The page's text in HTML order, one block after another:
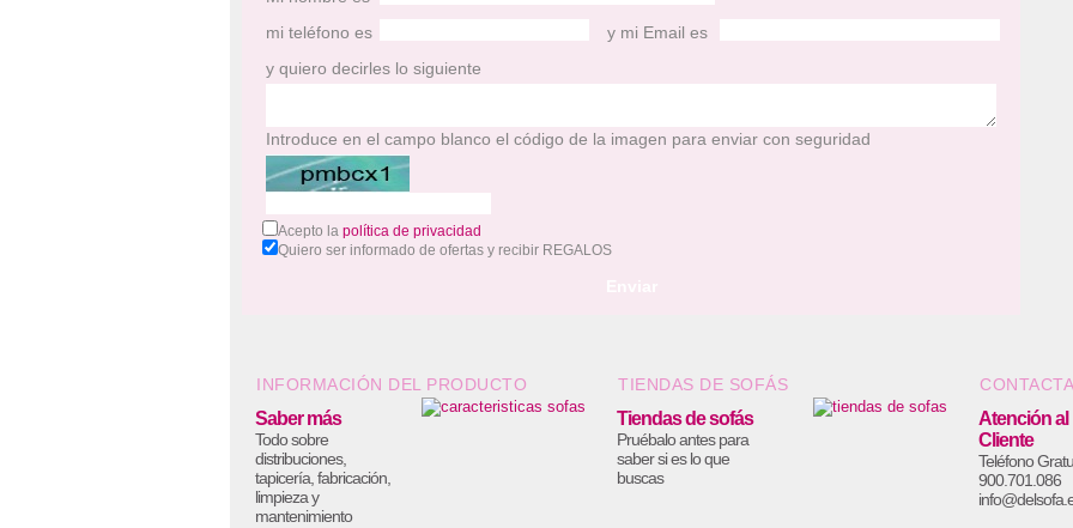
mi teléfono es
y mi Email es
y quiero decirles lo siguiente
Introduce en el campo blanco el código de la imagen para enviar con seguridad
Acepto la política de privacidad
Quiero ser informado de ofertas y recibir REGALOS
INFORMACIÓN DEL PRODUCTO
Saber más
Todo sobre
distribuciones,
tapicería, fabricación,
limpieza y
mantenimiento
TIENDAS DE SOFÁS
Tiendas de sofás
Pruébalo antes para
saber si es lo que
buscas
CONTACTA
Atención al
Cliente
Teléfono
900.701.086